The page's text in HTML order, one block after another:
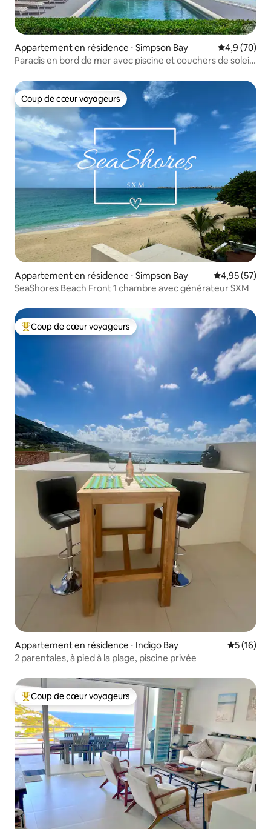
Appartement en résidence ⋅ Simpson Bay Évaluation
4,9 (70)
Paradis en bord de mer avec piscine et couchers de soleil
Coup de cœur voyageurs
Coup de cœur voyageurs
Appartement en résidence ⋅ Simpson Bay Évaluation
4,95 (57)
SeaShores Beach Front 1 chambre avec générateur SXM
Coups de cœur voyageurs les plus appréciés
Coup de cœur voyageurs
Appartement en résidence ⋅ Indigo Bay
5 (16)
2 parentales, à pied à la plage, piscine privée
Coups de cœur voyageurs les plus appréciés
Coup de cœur voyageurs